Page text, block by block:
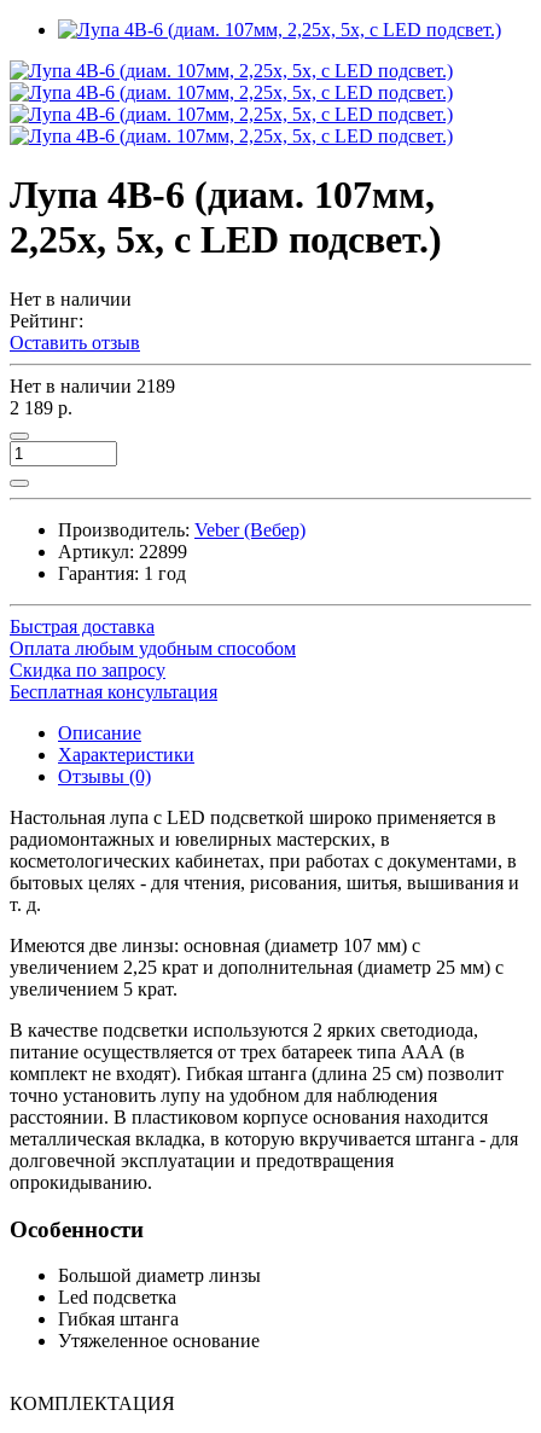
Лупа 4B-6 (диам. 107мм,
2,25х, 5х, с LED подсвет.)
Нет в наличии
Рейтинг:
Оставить отзыв
Нет в наличии 2189
2 189 р.
Производитель: Veber (Вебер)
Артикул: 22899
Гарантия: 1 год
Быстрая доставка
Оплата любым удобным способом
Скидка по запросу
Бесплатная консультация
Описание
Характеристики
Отзывы (0)
Настольная лупа с LED подсветкой широко применяется в
радиомонтажных и ювелирных мастерских, в
косметологических кабинетах, при работах с документами, в
бытовых целях - для чтения, рисования, шитья, вышивания и
т. д.
Имеются две линзы: основная (диаметр 107 мм) с
увеличением 2,25 крат и дополнительная (диаметр 25 мм) с
увеличением 5 крат.
В качестве подсветки используются 2 ярких светодиода,
питание осуществляется от трех батареек типа ААА (в
комплект не входят). Гибкая штанга (длина 25 см) позволит
точно установить лупу на удобном для наблюдения
расстоянии. В пластиковом корпусе основания находится
металлическая вкладка, в которую вкручивается штанга - для
долговечной эксплуатации и предотвращения
опрокидыванию.
Особенности
Большой диаметр линзы
Led подсветка
Гибкая штанга
Утяжеленное основание
КОМПЛЕКТАЦИЯ